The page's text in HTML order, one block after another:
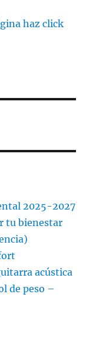
haz click
2025-2027
tu bienestar
acústica
de peso –